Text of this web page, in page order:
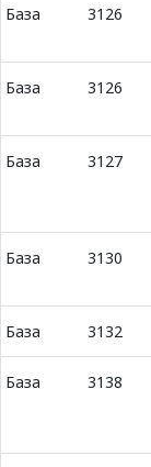
База 3126
База 3126
База 3127
База 3130
База 3132
База 3138